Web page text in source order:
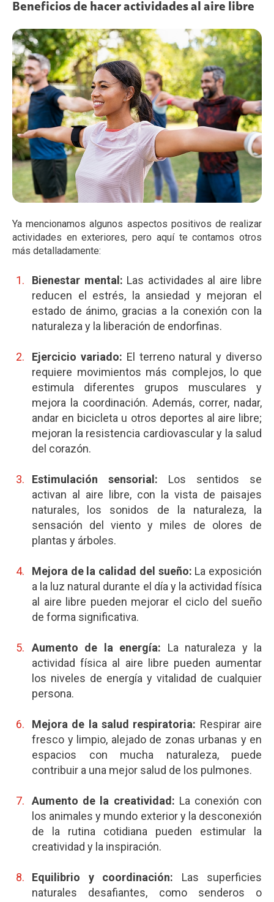
Beneficios de hacer actividades al aire libre
Ya mencionamos algunos aspectos positivos de realizar
actividades en exteriores, pero aquí te contamos otros
más detalladamente:
Bienestar mental: Las actividades al aire libre
reducen el estrés, la ansiedad y mejoran el
estado de ánimo, gracias a la conexión con la
naturaleza y la liberación de endorfinas.
Ejercicio variado: El terreno natural y diverso
requiere movimientos más complejos, lo que
estimula diferentes grupos musculares y
mejora la coordinación. Además, correr, nadar,
andar en bicicleta u otros deportes al aire libre;
mejoran la resistencia cardiovascular y la salud
del corazón.
Estimulación sensorial: Los sentidos se
activan al aire libre, con la vista de paisajes
naturales, los sonidos de la naturaleza, la
sensación del viento y miles de olores de
plantas y árboles.
Mejora de la calidad del sueño: La exposición
a la luz natural durante el día y la actividad física
al aire libre pueden mejorar el ciclo del sueño
de forma significativa.
Aumento de la energía: La naturaleza y la
actividad física al aire libre pueden aumentar
los niveles de energía y vitalidad de cualquier
persona.
Mejora de la salud respiratoria: Respirar aire
fresco y limpio, alejado de zonas urbanas y en
espacios con mucha naturaleza, puede
contribuir a una mejor salud de los pulmones.
Aumento de la creatividad: La conexión con
los animales y mundo exterior y la desconexión
de la rutina cotidiana pueden estimular la
creatividad y la inspiración.
Equilibrio y coordinación: Las superficies
naturales desafiantes, como senderos o